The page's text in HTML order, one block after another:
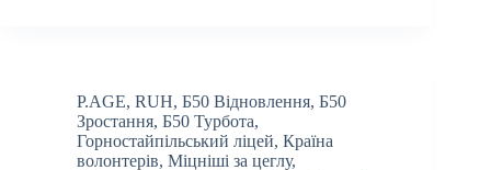
P.AGE, RUH, Б50 Відновлення, Б50
Зростання, Б50 Турбота,
Горностайпільський ліцей, Країна
волонтерів, Міцніші за цеглу,